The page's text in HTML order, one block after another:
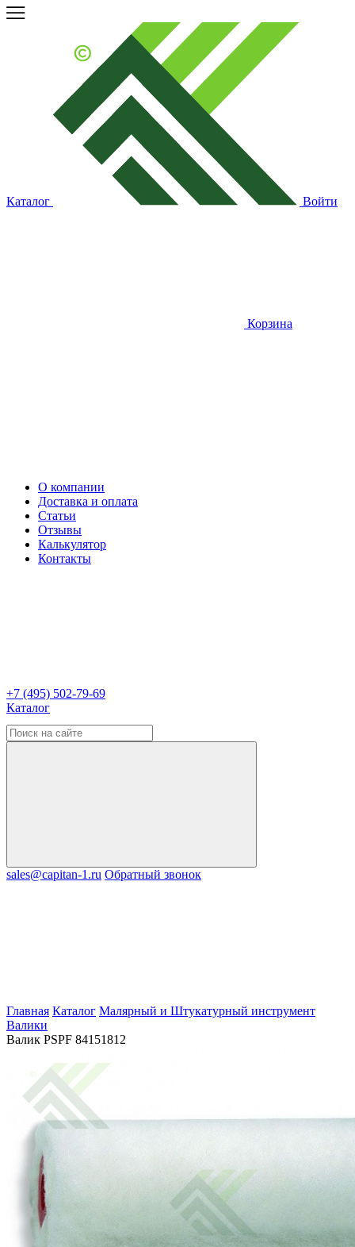
Каталог Войти
Корзина
О компании
Доставка и оплата
Статьи
Отзывы
Калькулятор
Контакты
+7 (495) 502-79-69
Каталог
sales@capitan-1.ru Обратный звонок
Главная Каталог Малярный и Штукатурный инструмент
Валики
Валик PSPF 84151812